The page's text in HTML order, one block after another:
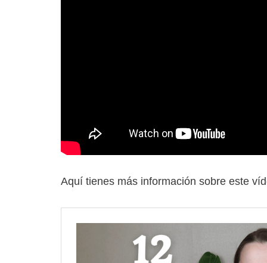
Aquí tienes más información sobre este